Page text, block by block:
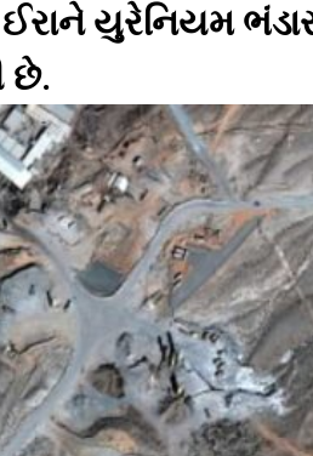
ઈરાને યુરેનિયમ
છે.